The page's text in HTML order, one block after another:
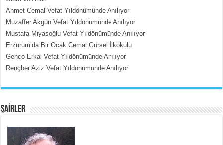
İçerdeki Put Dışardaki Maskeler...
Ahmet Cemal Vefat Yıldönümünde Anılıyor
Muzaffer Akgün Vefat Yıldönümünde Anılıyor
Mustafa Miyasoğlu Vefat Yıldönümünde Anılıyor
Erzurum’da Bir Ocak Cemal Gürsel İlkokulu
Genco Erkal Vefat Yıldönümünde Anılıyor
Rençber Aziz Vefat Yıldönümünde Anılıyor
ŞAİRLER